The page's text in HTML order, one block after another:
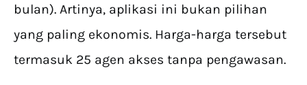
bulan). Artinya, aplikasi ini bukan pilihan
yang paling ekonomis. Harga-harga tersebut
termasuk 25 agen akses tanpa pengawasan.